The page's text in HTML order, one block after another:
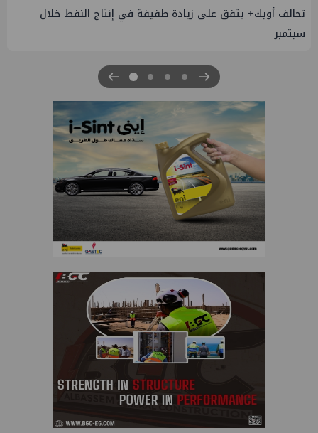
تحالف أوبك+ يتفق على زيادة طفيفة في إنتاج النفط خلال
سبتمبر